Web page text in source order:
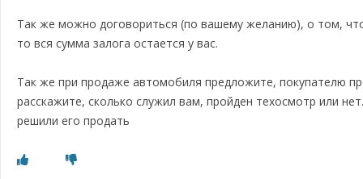
Так же можно договориться (по вашему желанию), о том,
то вся сумма залога остается у вас.
Так же при продаже автомобиля предложите, покупателю
расскажите, сколько служил вам, пройден техосмотр или
решили его продать